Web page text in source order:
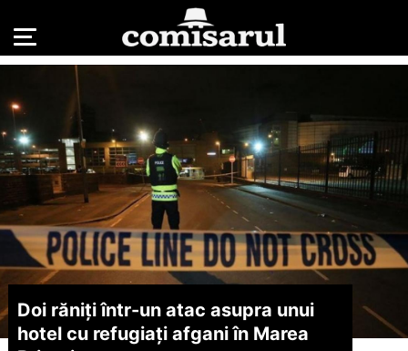
Doi răniți într-un atac asupra unui
hotel cu refugiați afgani în Marea